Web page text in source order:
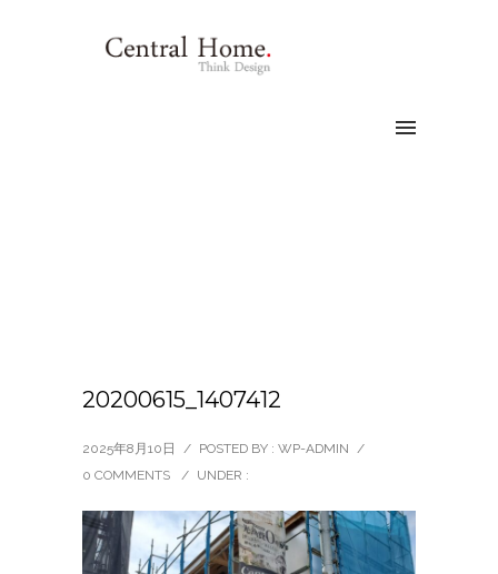
20200615_1407412
2025年8月10日 / POSTED BY : WP-ADMIN /
0 COMMENTS
/ UNDER :